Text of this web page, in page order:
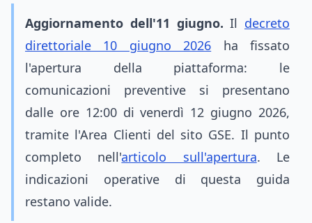
Aggiornamento dell'11 giugno. Il decreto
direttoriale 10 giugno 2026 ha fissato
l'apertura della piattaforma: le
comunicazioni preventive si presentano
dalle ore 12:00 di venerdì 12 giugno 2026,
tramite l'Area Clienti del sito GSE. Il punto
completo nell'articolo sull'apertura. Le
indicazioni operative di questa guida
restano valide.